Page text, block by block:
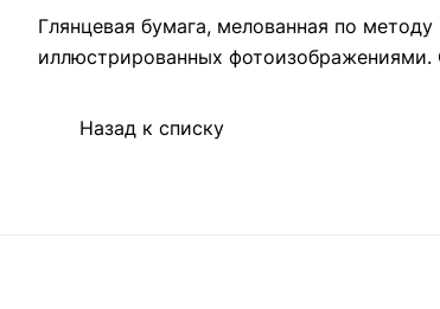
Глянцевая бумага, мелованная по
иллюстрированных фотоизображениями.
Назад к списку